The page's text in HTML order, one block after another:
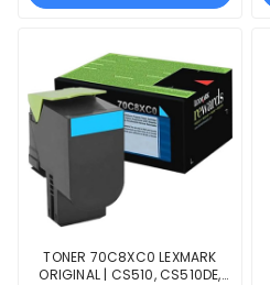
TONER 70C8XC0 LEXMARK
ORIGINAL | CS510, CS510DE,